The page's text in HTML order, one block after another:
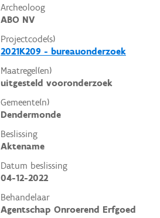
Archeoloog
ABO NV
Projectcode(s)
2021K209 - bureauonderzoek
Maatregel(en)
uitgesteld vooronderzoek
Gemeente(n)
Dendermonde
Beslissing
Aktename
Datum beslissing
04-12-2022
Behandelaar
Agentschap Onroerend Erfgoed